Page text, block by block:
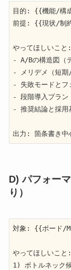
目的: {{機能/構
前提: {{現状/制
やってほしいこと:
- A/Bの構造図（
- メリデメ（短期/
- 失敗モードとフ
- 段階導入プラン
- 推奨結論と採用
出力: 箇条書き中
D) パフォー
り）
対象: {{ボード/
やってほしいこと:
1) ボトルネック